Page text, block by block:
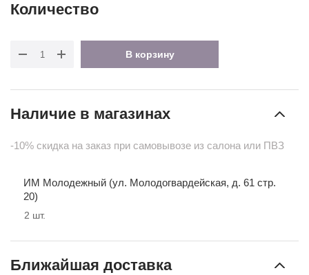
Количество
В корзину
Наличие в магазинах
-10% скидка на заказ при самовывозе из салона или ПВЗ
ИМ Молодежный (ул. Молодогвардейская, д. 61 стр.
20)
2 шт.
Ближайшая доставка